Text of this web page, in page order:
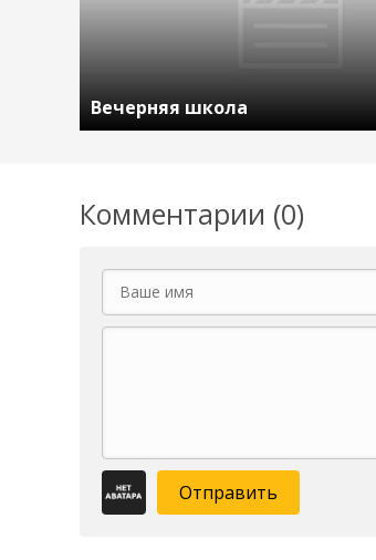
Вечерняя школа
Комментарии (0)
Отправить